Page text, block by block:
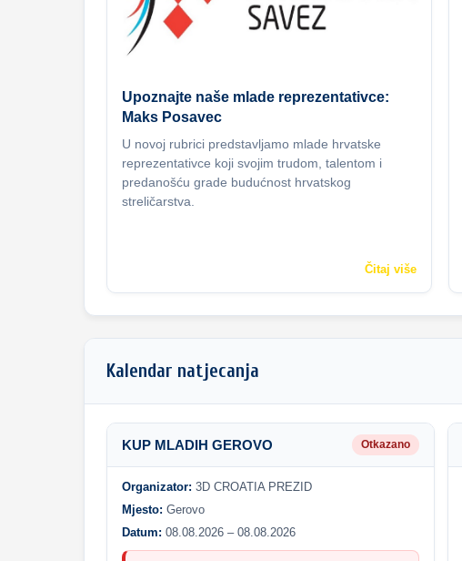
Upoznajte naše mlade reprezentativce:
Maks Posavec
U novoj rubrici predstavljamo mlade hrvatske
reprezentativce koji svojim trudom, talentom i
predanošću grade budućnost hrvatskog
streličarstva.
Čitaj više
Kalendar natjecanja
KUP MLADIH GEROVO Otkazano
Organizator: 3D CROATIA PREZID
Mjesto: Gerovo
Datum: 08.08.2026 – 08.08.2026